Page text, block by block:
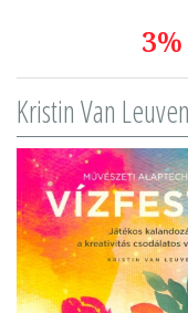
Kristin Van